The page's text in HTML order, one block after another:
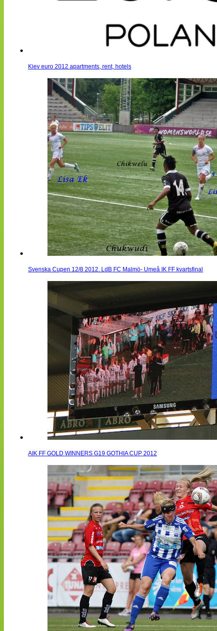
Kiev euro 2012 apartments, rent, hotels
Svenska Cupen 12/8 2012. LdB FC Malmö- Umeå IK FF kvartsfinal
AIK FF GOLD WINNERS G19 GOTHIA CUP 2012